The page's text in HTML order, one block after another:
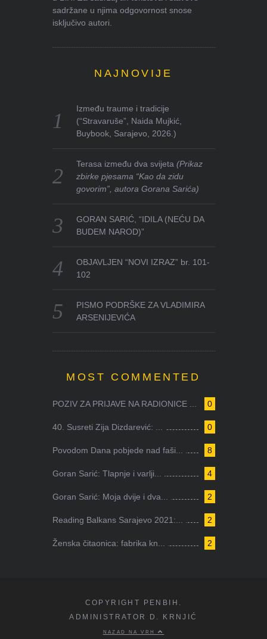
sadržane u njima odgovornost snose
isključivo autori.
NAJNOVIJE
Između traume i tradicije
(“Stravaruše”, Naida Mujkić,
Buybook, Sarajevo, 2026.)
Terasa između dva svijeta(Prikaz
zbirke pjesama “Kao da zidu
govorim”, autora Gorana Sarića)
GORAN SARIĆ, “IDILA (NEĆU DA
BUDEM NAROD)”
OBJAVLJEN “NOVI IZRAZ” br. 101-
102
PISMO PODRŠKE ZA VLADIMIRA
ARSENIJEVIĆA
MOST COMMENTED
0
POZIV ZA PRIJAVE NA RADIONICE ...
0
40. Susreti Zija Dizdarević: ...
8
Povodom Dana pobjede nad faši...
4
Goran Sarić: Tlapnje i varlji...
2
Goran Sarić: Moja dvije i dva...
2
Reading Balkans Sarajevo 2021:...
2
Ženska čitaonica: fabrika kn...
COPYRIGHT PENBIH.
ADMINISTRATOR D. KRNJIĆ
NAZAD NA VRH